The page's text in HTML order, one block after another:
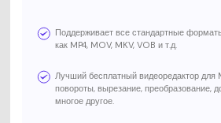
Поддерживает все стандартные
как MP4, MOV, MKV, VOB и т.д.
Лучший бесплатный видеоредактор для
повороты, вырезание, преобразование,
многое другое.